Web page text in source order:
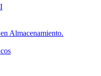
Almacenamiento.